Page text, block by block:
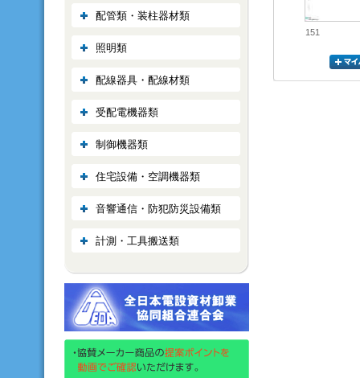
151
配管類・装柱器材類
照明類
配線器具・配線材類
受配電機器類
制御機器類
住宅設備・空調機器類
音響通信・防犯防災設備類
計測・工具搬送類